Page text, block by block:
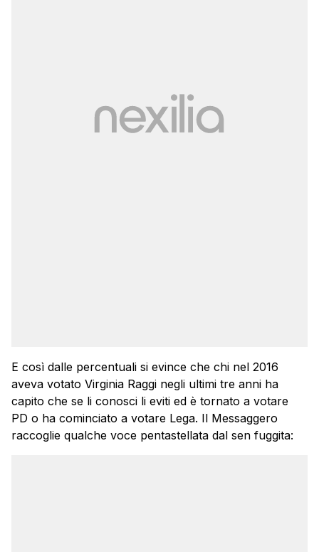
E così dalle percentuali si evince che chi nel 2016
aveva votato Virginia Raggi negli ultimi tre anni ha
capito che se li conosci li eviti ed è tornato a votare
PD o ha cominciato a votare Lega. Il Messaggero
raccoglie qualche voce pentastellata dal sen fuggita: